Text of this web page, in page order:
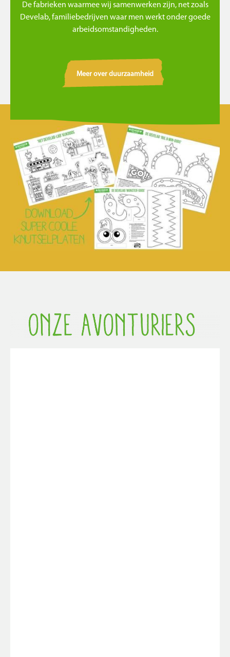
De fabrieken waarmee wij samenwerken zijn, net zoals
Develab, familiebedrijven waar men werkt onder goede
arbeidsomstandigheden.
Meer over duurzaamheid